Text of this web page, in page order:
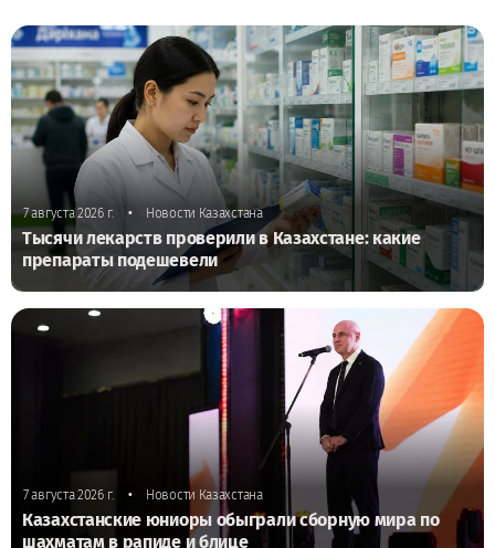
7 августа 2026 г. • Новости Казахстана
Тысячи лекарств проверили в Казахстане: какие
препараты подешевели
7 августа 2026 г. • Новости Казахстана
Казахстанские юниоры обыграли сборную мира по
шахматам в рапиде и блице